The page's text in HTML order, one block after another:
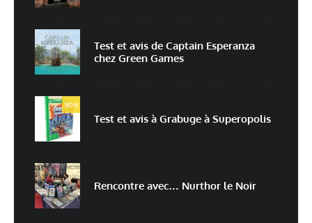
mon prochain commentaire.
Prévenez-moi de tous les nouveaux commentaires par e-mail.
Prévenez-moi de tous les nouveaux articles par e-mail.
traitées
Test et avis de Captain Esperanza
chez Green Games
80%
Test et avis à Grabuge à Superopolis
Rencontre avec… Nurthor le Noir